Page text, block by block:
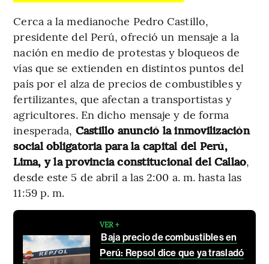
Cerca a la medianoche Pedro Castillo,
presidente del Perú, ofreció un mensaje a la
nación en medio de protestas y bloqueos de
vías que se extienden en distintos puntos del
país por el alza de precios de combustibles y
fertilizantes, que afectan a transportistas y
agricultores. En dicho mensaje y de forma
inesperada, Castillo anunció la inmovilización
social obligatoria para la capital del Perú,
Lima, y la provincia constitucional del Callao,
desde este 5 de abril a las 2:00 a. m. hasta las
11:59 p. m.
VER +
Baja precio de combustibles en
Perú: Repsol dice que ya trasladó